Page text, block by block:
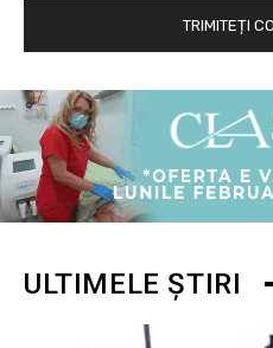
ULTIMELE ȘTIRI